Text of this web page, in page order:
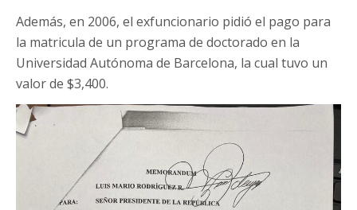
Además, en 2006, el exfuncionario pidió el pago para
la matricula de un programa de doctorado en la
Universidad Autónoma de Barcelona, la cual tuvo un
valor de $3,400.